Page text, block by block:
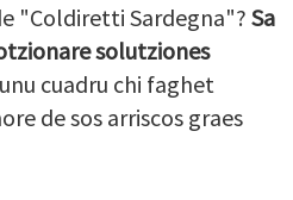
"Coldiretti Sardegna"? Sa
solutziones
cuadru chi faghet
de sos arriscos graes